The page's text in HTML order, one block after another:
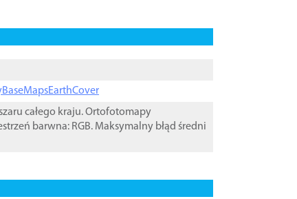
całego kraju. Ortofotomapy
barwna: RGB. Maksymalny błąd średni